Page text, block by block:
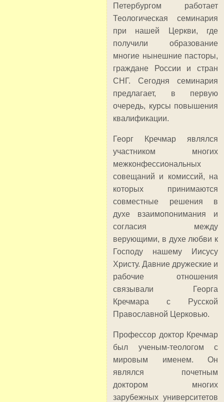
Петербургом работает
Теологическая семинария
при нашей Церкви, где
получили образование
многие нынешние пасторы,
граждане России и стран
СНГ. Сегодня семинария
предлагает, в первую
очередь, курсы повышения
квалификации.
Георг Кречмар являлся
участником многих
межконфессиональных
совещаний и комиссий, на
которых принимаются
совместные решения в
духе взаимопонимания и
согласия между
верующими, в духе любви к
Господу нашему Иисусу
Христу. Давние дружеские и
рабочие отношения
связывали Георга
Кречмара с Русской
Православной Церковью.
Профессор доктор Кречмар
был ученым-теологом с
мировым именем. Он
являлся почетным
доктором многих
зарубежных университетов